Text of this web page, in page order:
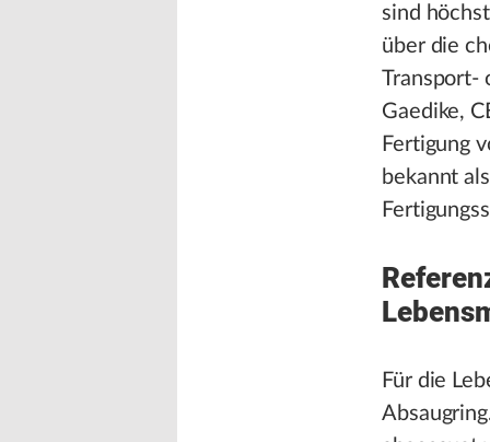
sind
über die
Transport-
Gaedike,
Fertigung
bekannt
Für die